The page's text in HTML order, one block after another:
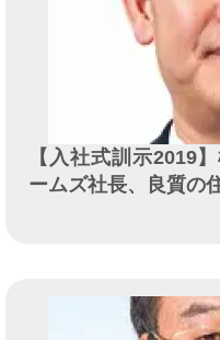
【入社式訓示2019
ームズ社長、良質の